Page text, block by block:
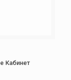
Кабинет